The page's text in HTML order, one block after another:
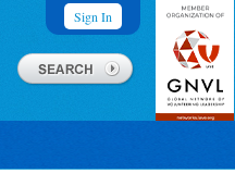
Sign In